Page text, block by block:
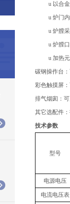
u 以合金
u 炉门
u 炉膛
u 炉膛口
u 加热
碳钢操作台
彩色触摸屏 ：
排气烟囱 ：
其它选配件：
技术参数
型号
电源电压
电流电压表